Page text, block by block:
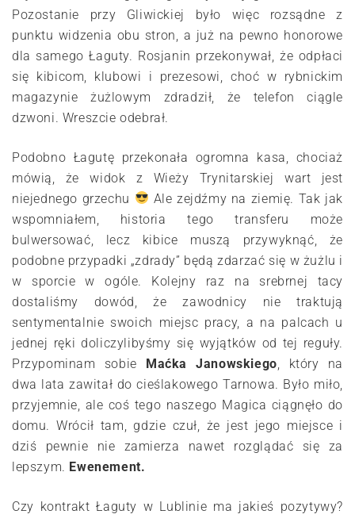
Pozostanie przy Gliwickiej było więc rozsądne z
punktu widzenia obu stron, a już na pewno honorowe
dla samego Łaguty. Rosjanin przekonywał, że odpłaci
się kibicom, klubowi i prezesowi, choć w rybnickim
magazynie żużlowym zdradził, że telefon ciągle
dzwoni. Wreszcie odebrał.
Podobno Łagutę przekonała ogromna kasa, chociaż
mówią, że widok z Wieży Trynitarskiej wart jest
niejednego grzechu
Ale zejdźmy na ziemię. Tak jak
wspomniałem, historia tego transferu może
bulwersować, lecz kibice muszą przywyknąć, że
podobne przypadki „zdrady” będą zdarzać się w żużlu i
w sporcie w ogóle. Kolejny raz na srebrnej tacy
dostaliśmy dowód, że zawodnicy nie traktują
sentymentalnie swoich miejsc pracy, a na palcach u
jednej ręki doliczylibyśmy się wyjątków od tej reguły.
Przypominam sobie Maćka Janowskiego , który na
dwa lata zawitał do cieślakowego Tarnowa. Było miło,
przyjemnie, ale coś tego naszego Magica ciągnęło do
domu. Wrócił tam, gdzie czuł, że jest jego miejsce i
dziś pewnie nie zamierza nawet rozglądać się za
lepszym. Ewenement.
Czy kontrakt Łaguty w Lublinie ma jakieś pozytywy?